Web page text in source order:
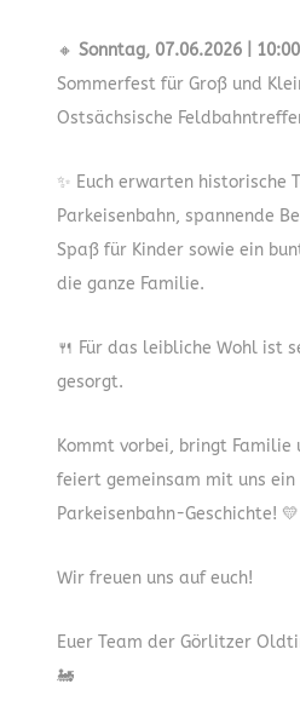
🔸 Sonntag, 07.06.2026 |
Sommerfest für Groß und
Ostsächsische
✨ Euch erwarten historische
Parkeisenbahn, spannende
Spaß für Kinder sowie ein
die ganze Familie.
🍴 Für das leibliche Wohl ist
gesorgt.
Kommt vorbei, bringt Familie
feiert gemeinsam mit uns
Parkeisenbahn-Geschichte! 💛
Wir freuen uns auf euch!
Euer Team der Görlitzer
🚂